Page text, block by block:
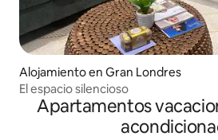
Alojamiento en Gran Londres
El espacio silencioso
Apartamentos